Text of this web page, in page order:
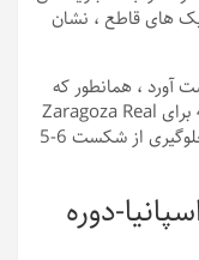
هت تریک های قاطع ، نشان
آورد ، همانطور که
فرانسیسکو هیگورا در پیروزی فوق العاده 5-4 برای Zaragoza Real
در کمپ Nou در سال 1994 ، اگرچه برای جلوگیری از شکست 6-5
دوره